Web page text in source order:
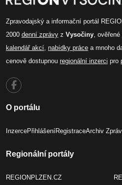
Zpravodajský a informační portál
2000 denní zprávy z Vysočiny , ověřené
kalendář akcí nabídky práce a mnoho
cenově dostupnou regionální inzerci pro
O portálu
InzercePřihlášeníRegistraceArchiv Zpráv
Regionální portály
REGIONPLZEN.CZ